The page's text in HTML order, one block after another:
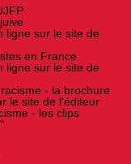
ligne sur le site de
en France
ligne sur le site de
- la brochure
le site de l'éditeur
- les clips